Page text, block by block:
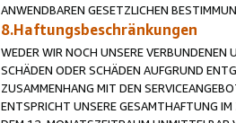
ANWENDBAREN GESETZLICHEN
8.Haftungsbeschränkungen
WEDER WIR NOCH UNSERE VERBUNDENEN
SCHÄDEN ODER SCHÄDEN AUFGRUND
ZUSAMMENHANG MIT DEN
ENTSPRICHT UNSERE GESAMTHAFTUNG